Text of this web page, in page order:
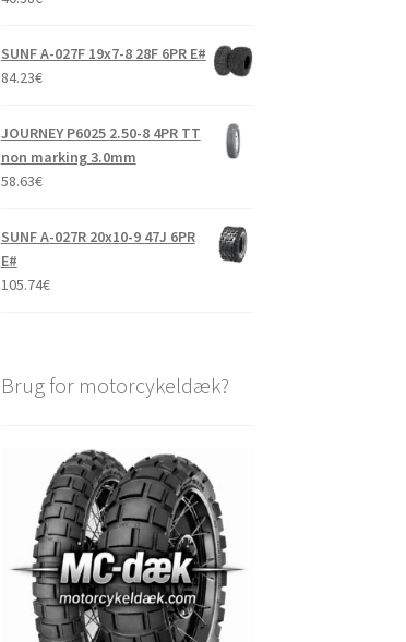
SUNF A-027F 19x7-8 28F 6PR E#
84.23€
JOURNEY P6025 2.50-8 4PR TT
non marking 3.0mm
58.63€
SUNF A-027R 20x10-9 47J 6PR
E#
105.74€
Brug for motorcykeldæk?